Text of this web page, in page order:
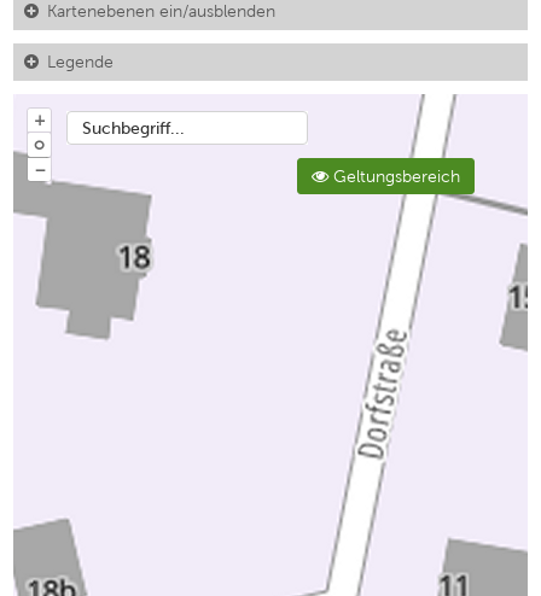
Kartenebenen ein/ausblenden
Legende
Suchbegriff...
Geltungsbereich
+
o
−